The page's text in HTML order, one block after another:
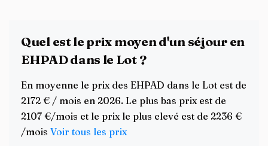
Quel est le prix moyen d'un séjour en
EHPAD dans le Lot ?
En moyenne le prix des EHPAD dans le Lot est de
2172 € / mois en 2026. Le plus bas prix est de
2107 €/mois et le prix le plus elevé est de 2236 €
/mois Voir tous les prix